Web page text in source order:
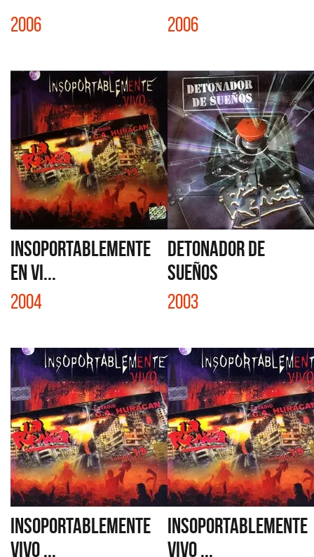
2006 2006
INSOPORTABLEMENTE
EN VI...
2004
DETONADOR DE
SUEÑOS
2003
INSOPORTABLEMENTE
VIVO ...
INSOPORTABLEMENTE
VIVO ...